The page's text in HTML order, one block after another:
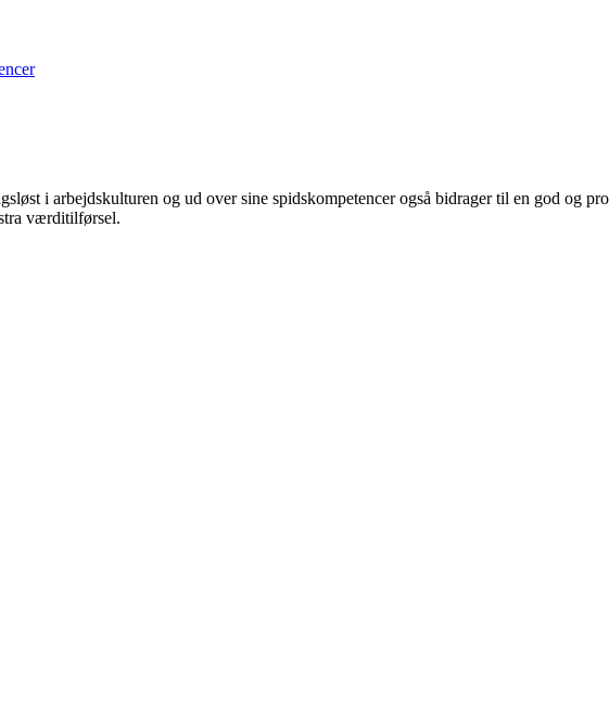
i arbejdskulturen og ud over sine spidskompetencer også bidrager til en god og
værditilførsel.